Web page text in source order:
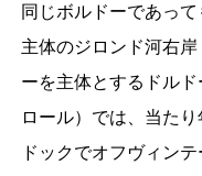
同じボルドーであっ
主体のジロンド河右
ーを主体とするドル
ロール）では、当た
ドックでオフヴィンテ